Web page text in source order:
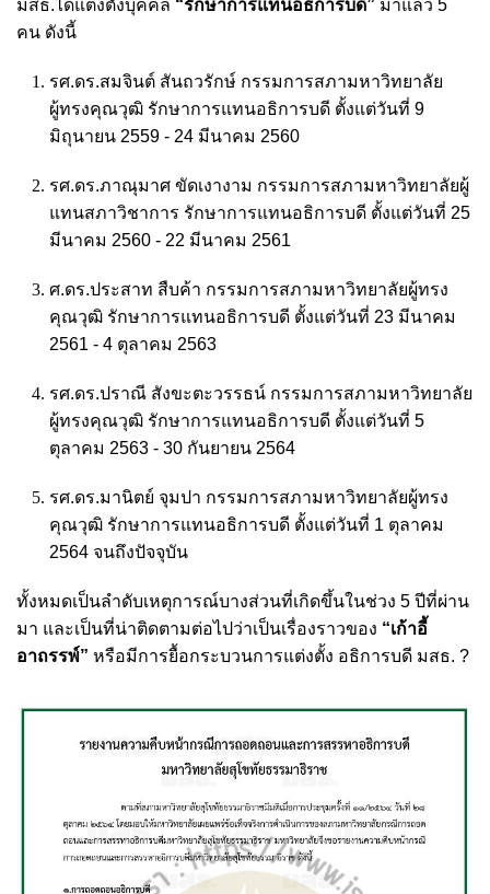
มสธ.ได้แต่งตั้งบุคคล “รักษาการแทนอธิการบดี” มาแล้ว 5
คน ดังนี้
รศ.ดร.สมจินต์ สันถวรักษ์ กรรมการสภามหาวิทยาลัย
ผู้ทรงคุณวุฒิ รักษาการแทนอธิการบดี ตั้งแต่วันที่ 9
มิถุนายน 2559 - 24 มีนาคม 2560
รศ.ดร.ภาณุมาศ ขัดเงางาม กรรมการสภามหาวิทยาลัยผู้
แทนสภาวิชาการ รักษาการแทนอธิการบดี ตั้งแต่วันที่ 25
มีนาคม 2560 - 22 มีนาคม 2561
ศ.ดร.ประสาท สืบค้า กรรมการสภามหาวิทยาลัยผู้ทรง
คุณวุฒิ รักษาการแทนอธิการบดี ตั้งแต่วันที่ 23 มีนาคม
2561 - 4 ตุลาคม 2563
รศ.ดร.ปราณี สังขะตะวรรธน์ กรรมการสภามหาวิทยาลัย
ผู้ทรงคุณวุฒิ รักษาการแทนอธิการบดี ตั้งแต่วันที่ 5
ตุลาคม 2563 - 30 กันยายน 2564
รศ.ดร.มานิตย์ จุมปา กรรมการสภามหาวิทยาลัยผู้ทรง
คุณวุฒิ รักษาการแทนอธิการบดี ตั้งแต่วันที่ 1 ตุลาคม
2564 จนถึงปัจจุบัน
ทั้งหมดเป็นลำดับเหตุการณ์บางส่วนที่เกิดขึ้นในช่วง 5 ปีที่ผ่าน
มา และเป็นที่น่าติดตามต่อไปว่าเป็นเรื่องราวของ “เก้าอี้
อาถรรพ์” หรือมีการยื้อกระบวนการแต่งตั้ง อธิการบดี มสธ. ?